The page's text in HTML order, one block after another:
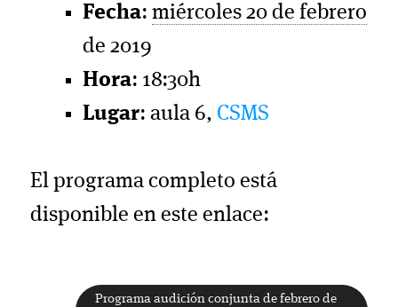
Fecha:miércoles 20 de febrero
de 2019
Hora: 18:30h
Lugar: aula 6, CSMS
El programa completo está
disponible en este enlace:
Programa audición conjunta de febrero de